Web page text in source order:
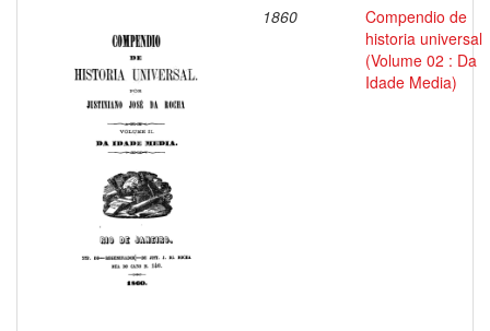
1860
Compendio de
historia universal
(Volume 02 : Da
Idade Media)